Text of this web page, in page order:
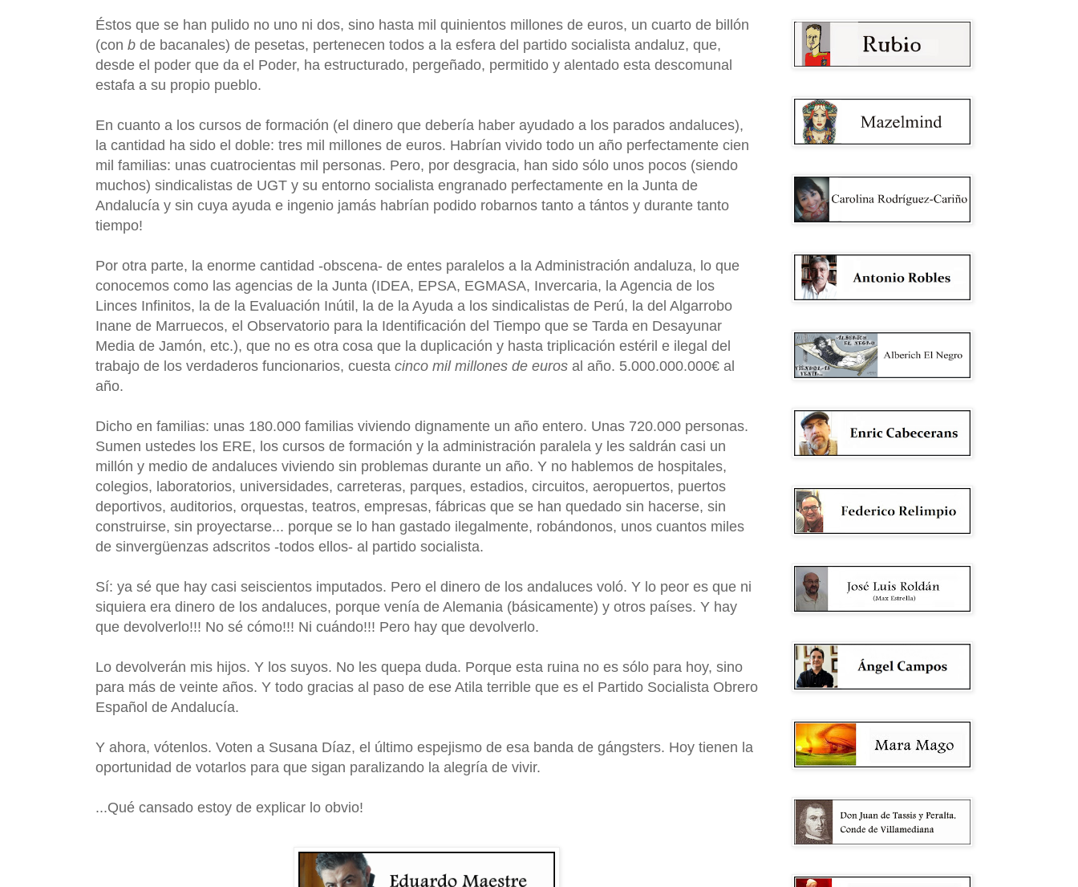
Éstos que se han pulido no uno ni dos, sino hasta mil quinientos millones de euros, un cuarto de billón
(con b de bacanales) de pesetas, pertenecen todos a la esfera del partido socialista andaluz, que,
desde el poder que da el Poder, ha estructurado, pergeñado, permitido y alentado esta descomunal
estafa a su propio pueblo.
En cuanto a los cursos de formación (el dinero que debería haber ayudado a los parados andaluces),
la cantidad ha sido el doble: tres mil millones de euros. Habrían vivido todo un año perfectamente cien
mil familias: unas cuatrocientas mil personas. Pero, por desgracia, han sido sólo unos pocos (siendo
muchos) sindicalistas de UGT y su entorno socialista engranado perfectamente en la Junta de
Andalucía y sin cuya ayuda e ingenio jamás habrían podido robarnos tanto a tántos y durante tanto
tiempo!
Por otra parte, la enorme cantidad -obscena- de entes paralelos a la Administración andaluza, lo que
conocemos como las agencias de la Junta (IDEA, EPSA, EGMASA, Invercaria, la Agencia de los
Linces Infinitos, la de la Evaluación Inútil, la de la Ayuda a los sindicalistas de Perú, la del Algarrobo
Inane de Marruecos, el Observatorio para la Identificación del Tiempo que se Tarda en Desayunar
Media de Jamón, etc.), que no es otra cosa que la duplicación y hasta triplicación estéril e ilegal del
trabajo de los verdaderos funcionarios, cuesta cinco mil millones de euros al año. 5.000.000.000€ al
año.
Dicho en familias: unas 180.000 familias viviendo dignamente un año entero. Unas 720.000 personas.
Sumen ustedes los ERE, los cursos de formación y la administración paralela y les saldrán casi un
millón y medio de andaluces viviendo sin problemas durante un año. Y no hablemos de hospitales,
colegios, laboratorios, universidades, carreteras, parques, estadios, circuitos, aeropuertos, puertos
deportivos, auditorios, orquestas, teatros, empresas, fábricas que se han quedado sin hacerse, sin
construirse, sin proyectarse... porque se lo han gastado ilegalmente, robándonos, unos cuantos miles
de sinvergüenzas adscritos -todos ellos- al partido socialista.
Sí: ya sé que hay casi seiscientos imputados. Pero el dinero de los andaluces voló. Y lo peor es que ni
siquiera era dinero de los andaluces, porque venía de Alemania (básicamente) y otros países. Y hay
que devolverlo!!! No sé cómo!!! Ni cuándo!!! Pero hay que devolverlo.
Lo devolverán mis hijos. Y los suyos. No les quepa duda. Porque esta ruina no es sólo para hoy, sino
para más de veinte años. Y todo gracias al paso de ese Atila terrible que es el Partido Socialista Obrero
Español de Andalucía.
Y ahora, vótenlos. Voten a Susana Díaz, el último espejismo de esa banda de gángsters. Hoy tienen la
oportunidad de votarlos para que sigan paralizando la alegría de vivir.
...Qué cansado estoy de explicar lo obvio!